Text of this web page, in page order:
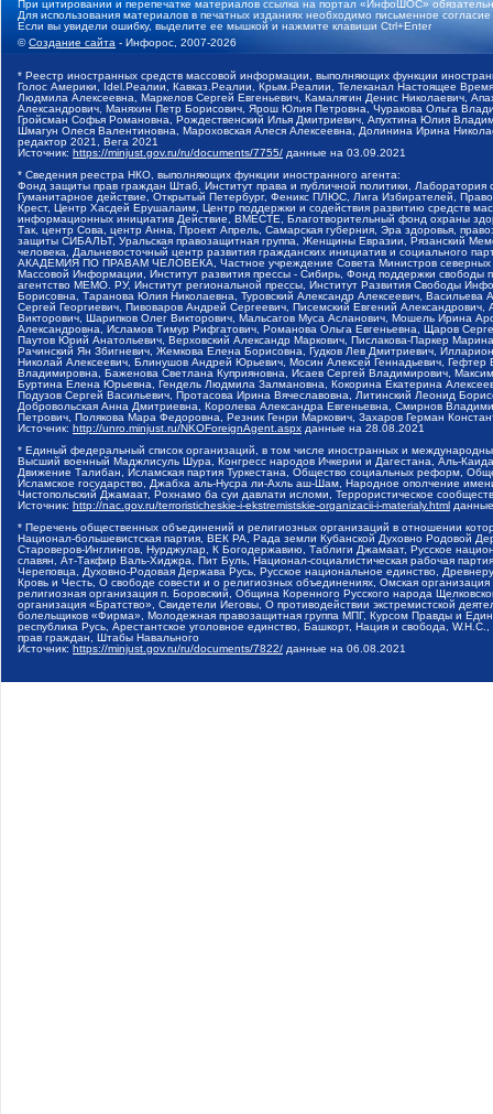
При цитировании и перепечатке материалов ссылка на портал «ИнфоШОС»
Для использования материалов в печатных изданиях необходимо письменное
Если вы увидели ошибку, выделите ее мышкой и нажмите клавиши Ctrl+Enter
©Создание сайта - Инфорос, 2007-2026
* Реестр иностранных средств массовой информации, выполняющих функции
Голос Америки, Idel.Реалии, Кавказ.Реалии, Крым.Реалии, Телеканал Настоящее
Людмила Алексеевна, Маркелов Сергей Евгеньевич, Камалягин Денис Николаевич,
Александрович, Маняхин Петр Борисович, Ярош Юлия Петровна, Чуракова Ольга
Гройсман Софья Романовна, Рождественский Илья Дмитриевич, Апухтина Юлия
Шмагун Олеся Валентиновна, Мароховская Алеся Алексеевна, Долинина Ирина
редактор 2021, Вега 2021
Источник: https://minjust.gov.ru/ru/documents/7755/ данные на 03.09.2021
* Сведения реестра НКО, выполняющих функции иностранного агента:
Фонд защиты прав граждан Штаб, Институт права и публичной политики,
Гуманитарное действие, Открытый Петербург, Феникс ПЛЮС, Лига Избирателей,
Крест, Центр Хасдей Ерушалаим, Центр поддержки и содействия развитию средств
информационных инициатив Действие, ВМЕСТЕ, Благотворительный фонд охраны
Так, центр Сова, центр Анна, Проект Апрель, Самарская губерния, Эра здоровья,
защиты СИБАЛЬТ, Уральская правозащитная группа, Женщины Евразии, Рязанский
человека, Дальневосточный центр развития гражданских инициатив и социального
АКАДЕМИЯ ПО ПРАВАМ ЧЕЛОВЕКА, Частное учреждение Совета Министров северных
Массовой Информации, Институт развития прессы - Сибирь, Фонд поддержки
агентство МЕМО. РУ, Институт региональной прессы, Институт Развития Свободы
Борисовна, Таранова Юлия Николаевна, Туровский Александр Алексеевич,
Сергей Георгиевич, Пивоваров Андрей Сергеевич, Писемский Евгений
Викторович, Шарипков Олег Викторович, Мальсагов Муса Асланович, Мошель Ирина
Александровна, Исламов Тимур Рифгатович, Романова Ольга Евгеньевна, Щаров
Паутов Юрий Анатольевич, Верховский Александр Маркович, Пислакова-Паркер
Рачинский Ян Збигневич, Жемкова Елена Борисовна, Гудков Лев Дмитриевич,
Николай Алексеевич, Блинушов Андрей Юрьевич, Мосин Алексей Геннадьевич,
Владимировна, Баженова Светлана Куприяновна, Исаев Сергей Владимирович,
Буртина Елена Юрьевна, Гендель Людмила Залмановна, Кокорина Екатерина
Подузов Сергей Васильевич, Протасова Ирина Вячеславовна, Литинский Леонид
Добровольская Анна Дмитриевна, Королева Александра Евгеньевна, Смирнов
Петрович, Полякова Мара Федоровна, Резник Генри Маркович, Захаров Герман
Источник: http://unro.minjust.ru/NKOForeignAgent.aspx данные на 28.08.2021
* Единый федеральный список организаций, в том числе иностранных и
Высший военный Маджлисуль Шура, Конгресс народов Ичкерии и Дагестана, Аль-
Движение Талибан, Исламская партия Туркестана, Общество социальных реформ,
Исламское государство, Джабха аль-Нусра ли-Ахль аш-Шам, Народное ополчение
Чистопольский Джамаат, Рохнамо ба суи давлати исломи, Террористическое
Источник: http://nac.gov.ru/terroristicheskie-i-ekstremistskie-organizacii-i-materialy.html
* Перечень общественных объединений и религиозных организаций в отношении
Национал-большевистская партия, ВЕК РА, Рада земли Кубанской Духовно Родовой
Староверов-Инглингов, Нурджулар, К Богодержавию, Таблиги Джамаат, Русское
славян, Ат-Такфир Валь-Хиджра, Пит Буль, Национал-социалистическая рабочая
Череповца, Духовно-Родовая Держава Русь, Русское национальное единство,
Кровь и Честь, О свободе совести и о религиозных объединениях, Омская
религиозная организация п. Боровский, Община Коренного Русского народа
организация «Братство», Свидетели Иеговы, О противодействии экстремистской
болельщиков «Фирма», Молодежная правозащитная группа МПГ, Курсом Правды и
республика Русь, Арестантское уголовное единство, Башкорт, Нация и свобода,
прав граждан, Штабы Навального
Источник: https://minjust.gov.ru/ru/documents/7822/ данные на 06.08.2021